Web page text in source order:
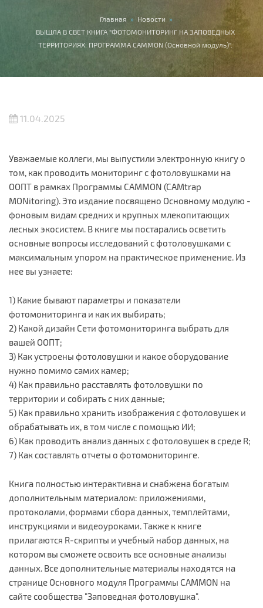
Вы здесь Главная » Новости »
ВЫШЛА В СВЕТ КНИГА "ФОТОМОНИТОРИНГ НА ЗАПОВЕДНЫХ
ТЕРРИТОРИЯХ: ПРОГРАММА CAMMON (Основной модуль)".
11.04.2025
Уважаемые коллеги, мы выпустили электронную книгу о
том, как проводить мониторинг с фотоловушками на
ООПТ в рамках Программы CAMMON (CAMtrap
MONitoring). Это издание посвящено Основному модулю -
фоновым видам средних и крупных млекопитающих
лесных экосистем. В книге мы постарались осветить
основные вопросы исследований с фотоловушками с
максимальным упором на практическое применение. Из
нее вы узнаете:
1) Какие бывают параметры и показатели
фотомониторинга и как их выбирать;
2) Какой дизайн Сети фотомониторинга выбрать для
вашей ООПТ;
3) Как устроены фотоловушки и какое оборудование
нужно помимо самих камер;
4) Как правильно расставлять фотоловушки по
территории и собирать с них данные;
5) Как правильно хранить изображения с фотоловушек и
обрабатывать их, в том числе с помощью ИИ;
6) Как проводить анализ данных с фотоловушек в среде R;
7) Как составлять отчеты о фотомониторинге.
Книга полностью интерактивна и снабжена богатым
дополнительным материалом: приложениями,
протоколами, формами сбора данных, темплейтами,
инструкциями и видеоуроками. Также к книге
прилагаются R-скрипты и учебный набор данных, на
котором вы сможете освоить все основные анализы
данных. Все дополнительные материалы находятся на
странице Основного модуля Программы CAMMON на
сайте сообщества "Заповедная фотоловушка".